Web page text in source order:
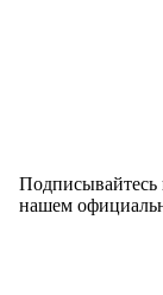
Подписывайтесь
нашем